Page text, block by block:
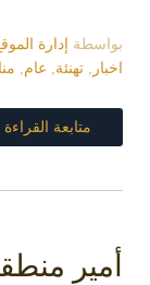
بواسطة إدارة
اخبار , تهنئة, عام,
متابعة القراءة
أمير